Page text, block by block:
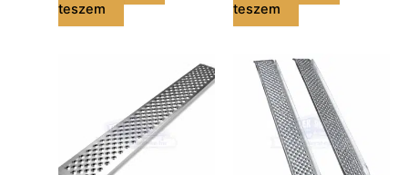
teszem
teszem